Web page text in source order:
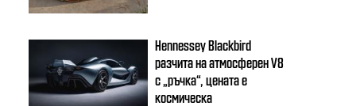
Hennessey Blackbird
разчита на атмосферен V8
с „ръчка“, цената е
космическа